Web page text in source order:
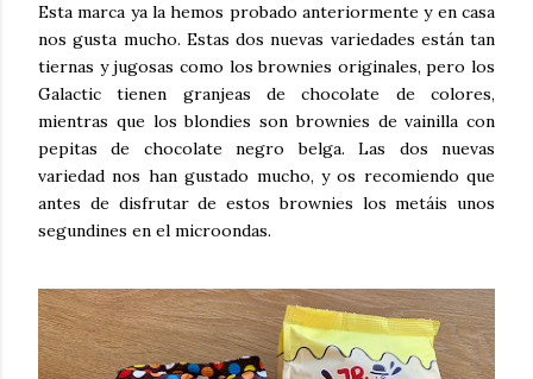
Esta marca ya la hemos probado anteriormente y en casa
nos gusta mucho. Estas dos nuevas variedades están tan
tiernas y jugosas como los brownies originales, pero los
Galactic tienen granjeas de chocolate de colores,
mientras que los blondies son brownies de vainilla con
pepitas de chocolate negro belga. Las dos nuevas
variedad nos han gustado mucho, y os recomiendo que
antes de disfrutar de estos brownies los metáis unos
segundines en el microondas.